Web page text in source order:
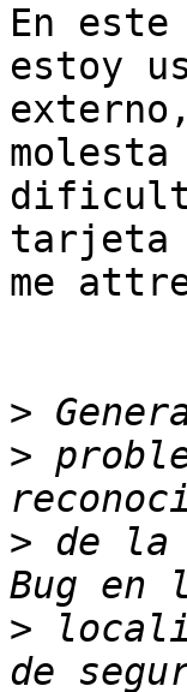
En
estoy
tarjeta
me
>
>
> de la
>